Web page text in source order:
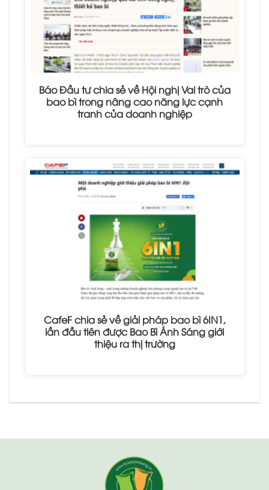
Báo Đầu tư chia sẻ về Hội nghị Vai trò của
bao bì trong nâng cao năng lực cạnh
tranh của doanh nghiệp
CafeF chia sẻ về giải pháp bao bì 6IN1,
lần đầu tiên được Bao Bì Ánh Sáng giới
thiệu ra thị trường